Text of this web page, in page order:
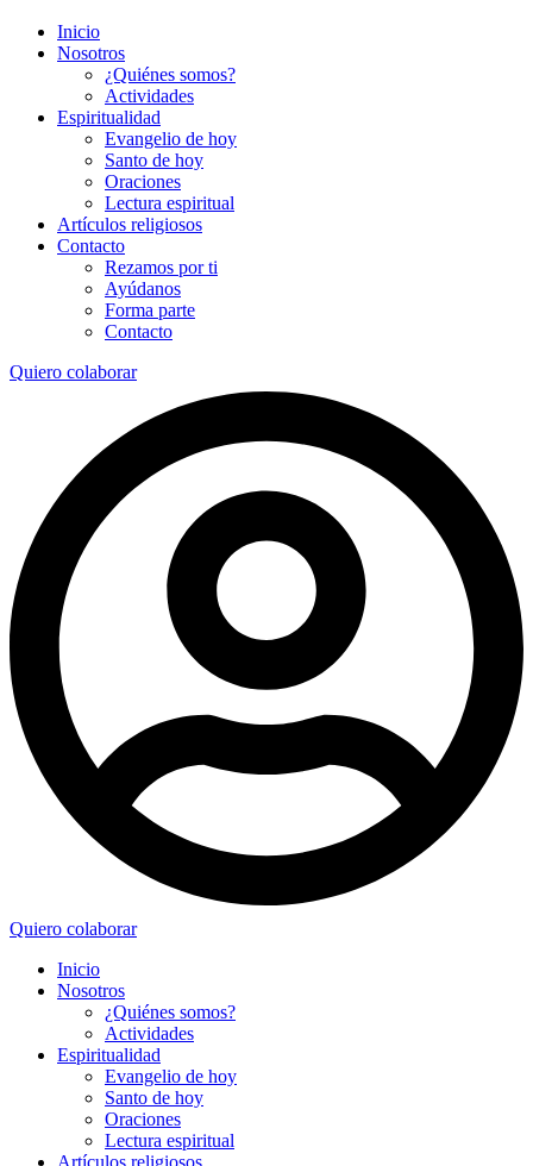
Inicio
Nosotros
¿Quiénes somos?
Actividades
Espiritualidad
Evangelio de hoy
Santo de hoy
Oraciones
Lectura espiritual
Artículos religiosos
Contacto
Rezamos por ti
Ayúdanos
Forma parte
Contacto
Quiero colaborar
Quiero colaborar
Inicio
Nosotros
¿Quiénes somos?
Actividades
Espiritualidad
Evangelio de hoy
Santo de hoy
Oraciones
Lectura espiritual
Artículos religiosos